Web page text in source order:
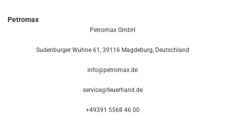
Petromax
Petromax GmbH
Sudenburger Wuhne 61, 39116 Magdeburg, Deutschland
info@petromax.de
service@feuerhand.de
+49391 5568 46 00